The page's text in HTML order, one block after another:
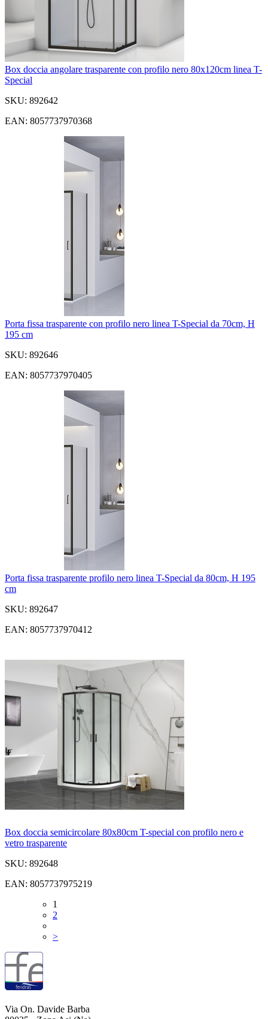
Box doccia angolare trasparente con profilo nero 80x120cm linea T-
Special
SKU: 892642
EAN: 8057737970368
Porta fissa trasparente con profilo nero linea T-Special da 70cm, H
195 cm
SKU: 892646
EAN: 8057737970405
Porta fissa trasparente profilo nero linea T-Special da 80cm, H 195
cm
SKU: 892647
EAN: 8057737970412
Box doccia semicircolare 80x80cm T-special con profilo nero e
vetro trasparente
SKU: 892648
EAN: 8057737975219
1
2
>
Via On. Davide Barba